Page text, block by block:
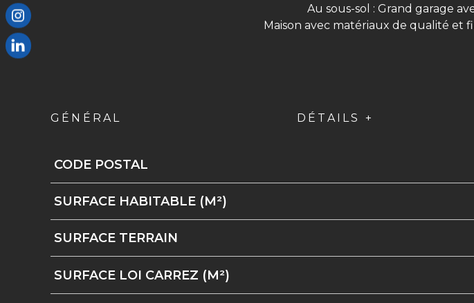
Au sous-sol : Grand garage
Maison avec matériaux de qualité et
GÉNÉRAL DÉTAILS +
Caractérisque Valeurs
CODE POSTAL
SURFACE HABITABLE (M²)
SURFACE TERRAIN
SURFACE LOI CARREZ (M²)